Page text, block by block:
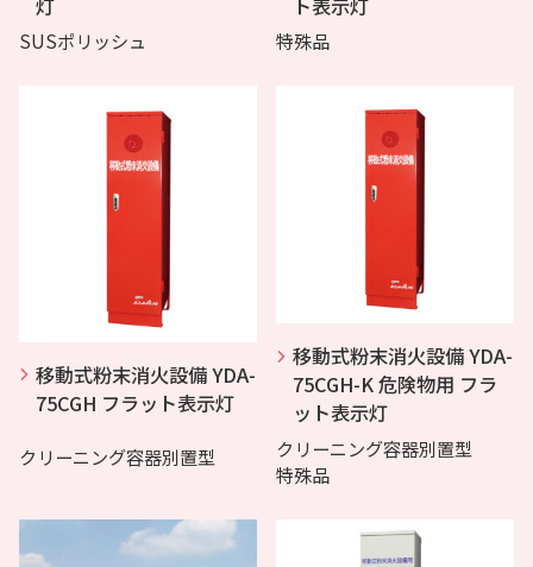
SUSポリッシュ 特殊品
移動式粉末消火設備 YDA-
75CGH フラット表示灯
クリーニング容器別置型
移動式粉末消火設備 YDA-
75CGH-K 危険物用 フラ
ット表示灯
クリーニング容器別置型
特殊品